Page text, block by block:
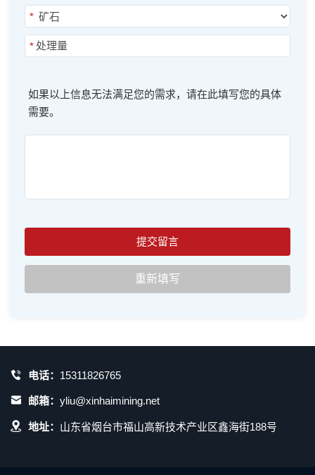
*
*
如果以上信息无法满足您的需求，请在此填写您的具体
需要。
电话： 15311826765
邮箱： yliu@xinhaimining.net
地址： 山东省烟台市福山高新技术产业区鑫海街188号